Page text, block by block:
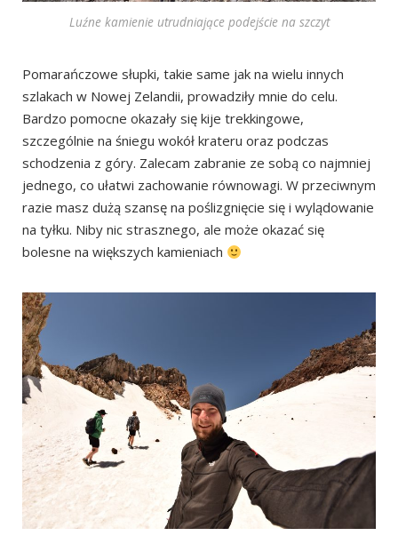
Luźne kamienie utrudniające podejście na szczyt
Pomarańczowe słupki, takie same jak na wielu innych
szlakach w Nowej Zelandii, prowadziły mnie do celu.
Bardzo pomocne okazały się kije trekkingowe,
szczególnie na śniegu wokół krateru oraz podczas
schodzenia z góry. Zalecam zabranie ze sobą co najmniej
jednego, co ułatwi zachowanie równowagi. W przeciwnym
razie masz dużą szansę na poślizgnięcie się i wylądowanie
na tyłku. Niby nic strasznego, ale może okazać się
bolesne na większych kamieniach